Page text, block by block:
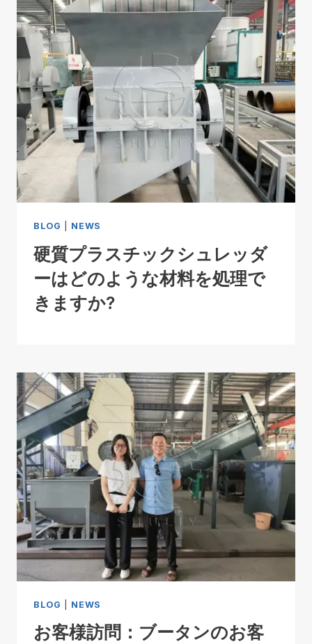
BLOG NEWS
硬質プラスチックシュレッダ
ーはどのような材料を処理で
きますか?
BLOG NEWS
お客様訪問：ブータンのお客